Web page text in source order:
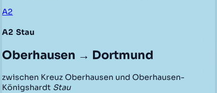
A2
A2 Stau
Oberhausen → Dortmund
zwischen Kreuz Oberhausen und Oberhausen-
Königshardt Stau